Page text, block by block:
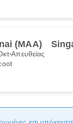
(MAA)
Απευθείας